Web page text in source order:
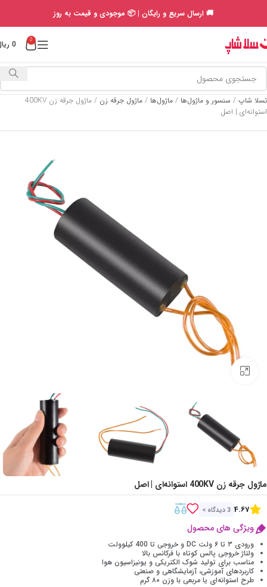
🚚 ارسال سریع و رایگان | 📦 موجودی و قیمت به روز
0
0
تسلا شاپ / سنسور و ماژول‌ها / ماژول‌ها / ماژول جرقه زن /
ماژول جرقه‌ زن 400KV
استوانه‌ای | اصل
ماژول جرقه‌ زن 400KV استوانه‌ای | اصل
4.67 3 دیدگاه >
ویژگی های محصول
ورودی ۳ تا ۶ ولت DC و خروجی تا 400 کیلوولت
ولتاژ خروجی پالس کوتاه با فرکانس بالا
مناسب برای تولید شوک الکتریکی و یونیزاسیون هوا
کاربردهای آموزشی، آزمایشگاهی و صنعتی
طرح استوانه‌ای یا مربعی با وزن ۸۰ گرم